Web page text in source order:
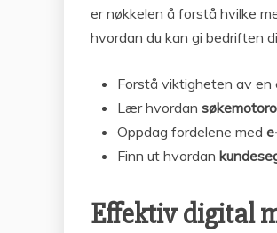
er nøkkelen å forstå hvilke
hvordan du kan gi bedriften
Forstå viktigheten av
Lær hvordan
Oppdag fordelene med
Finn ut hvordan
Effektiv digital